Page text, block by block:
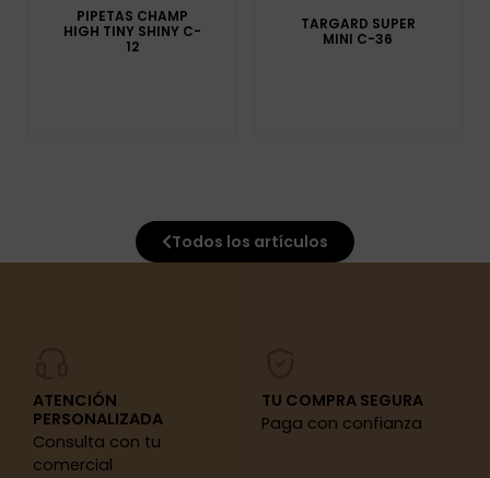
PIPETAS CHAMP
HIGH TINY SHINY C-
12
TARGARD SUPER
MINI C-36
Todos los artículos
ATENCIÓN
PERSONALIZADA
Consulta con tu
comercial
TU COMPRA SEGURA
Paga con confianza